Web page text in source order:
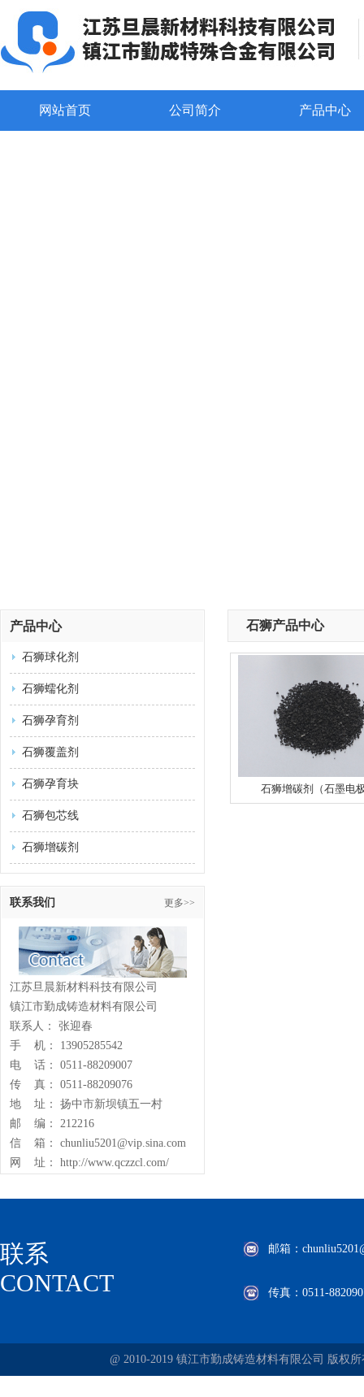
网站首页 公司简介 产品中心
产品中心
石狮球化剂
石狮蠕化剂
石狮孕育剂
石狮覆盖剂
石狮孕育块
石狮包芯线
石狮增碳剂
联系我们 更多>>
江苏旦晨新材料科技有限公司
镇江市勤成铸造材料有限公司
联系人： 张迎春
手 机： 13905285542
电 话： 0511-88209007
传 真： 0511-88209076
地 址： 扬中市新坝镇五一村
邮 编： 212216
信 箱： chunliu5201@vip.sina.com
网 址： http://www.qczzcl.com/
石狮产品中心
石狮增碳剂（石墨电
联系
CONTACT
邮箱：
传真：0511-
@ 2010-2019 镇江市勤成铸造材料有限公司 版权